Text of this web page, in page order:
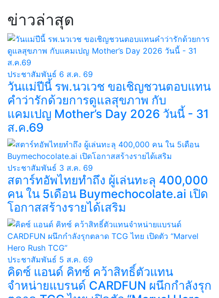
ข่าวล่าสุด
ประชาสัมพันธ์ 6 ส.ค. 69
วันแม่ปีนี้ รพ.นวเวช ขอเชิญชวนตอบแทน
คำว่ารักด้วยการดูแลสุขภาพ กับ
แคมเปญ Mother’s Day 2026 วันนี้ - 31
ส.ค.69
ประชาสัมพันธ์ 3 ส.ค. 69
สตาร์ทอัพไทยทำถึง ผู้เล่นทะลุ 400,000
คน ใน 5เดือน Buymechocolate.ai เปิด
โอกาสสร้างรายได้เสริม
ประชาสัมพันธ์ 5 ส.ค. 69
คิดซ์ แอนด์ คิทซ์ คว้าสิทธิ์ตัวแทน
จำหน่ายแบรนด์ CARDFUN ผนึกกำลังรุก